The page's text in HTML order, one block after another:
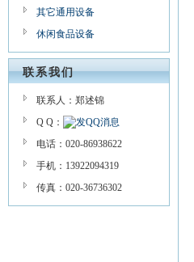
其它通用设备
休闲食品设备
联系我们
联系人：郑述锦
Q Q：
电话：020-86938622
手机：13922094319
传真：020-36736302